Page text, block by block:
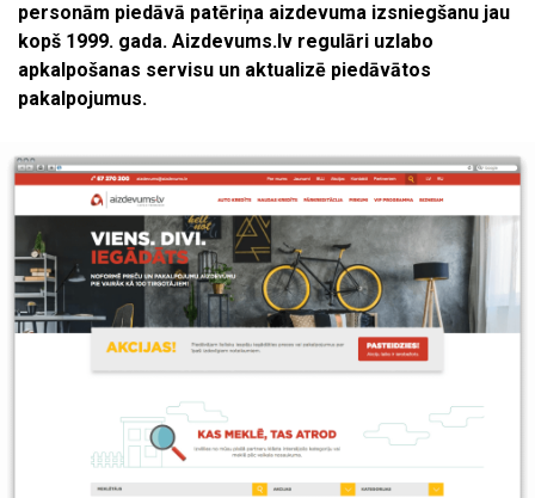
personām piedāvā patēriņa aizdevuma izsniegšanu jau
kopš 1999. gada. Aizdevums.lv regulāri uzlabo
apkalpošanas servisu un aktualizē piedāvātos
pakalpojumus.